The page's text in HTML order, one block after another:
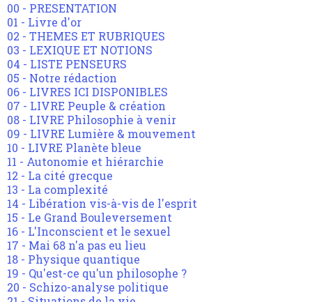
00 - PRESENTATION
01 - Livre d'or
02 - THEMES ET RUBRIQUES
03 - LEXIQUE ET NOTIONS
04 - LISTE PENSEURS
05 - Notre rédaction
06 - LIVRES ICI DISPONIBLES
07 - LIVRE Peuple & création
08 - LIVRE Philosophie à venir
09 - LIVRE Lumière & mouvement
10 - LIVRE Planète bleue
11 - Autonomie et hiérarchie
12 - La cité grecque
13 - La complexité
14 - Libération vis-à-vis de l'esprit
15 - Le Grand Bouleversement
16 - L'Inconscient et le sexuel
17 - Mai 68 n'a pas eu lieu
18 - Physique quantique
19 - Qu'est-ce qu'un philosophe ?
20 - Schizo-analyse politique